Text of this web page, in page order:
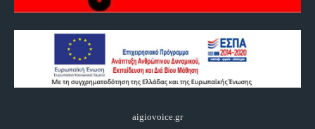
aigiovoice.gr